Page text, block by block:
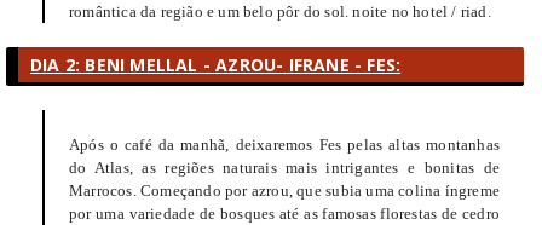
romântica da região e um belo pôr do sol. noite no hotel / riad.
DIA 2: BENI MELLAL - AZROU- IFRANE - FES:
Após o café da manhã, deixaremos Fes pelas altas montanhas
do Atlas, as regiões naturais mais intrigantes e bonitas de
Marrocos. Começando por azrou, que subia uma colina íngreme
por uma variedade de bosques até as famosas florestas de cedro